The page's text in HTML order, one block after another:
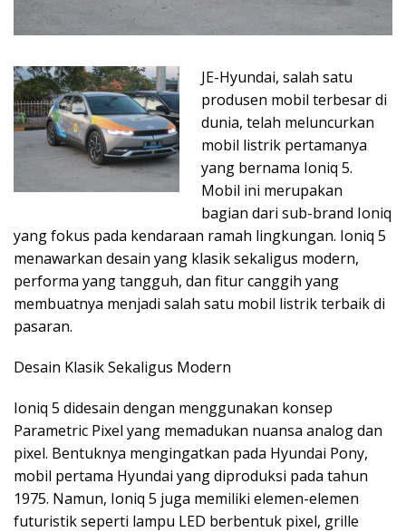
JE-Hyundai, salah satu
produsen mobil terbesar di
dunia, telah meluncurkan
mobil listrik pertamanya
yang bernama Ioniq 5.
Mobil ini merupakan
bagian dari sub-brand Ioniq
yang fokus pada kendaraan ramah lingkungan. Ioniq 5
menawarkan desain yang klasik sekaligus modern,
performa yang tangguh, dan fitur canggih yang
membuatnya menjadi salah satu mobil listrik terbaik di
pasaran.
Desain Klasik Sekaligus Modern
Ioniq 5 didesain dengan menggunakan konsep
Parametric Pixel yang memadukan nuansa analog dan
pixel. Bentuknya mengingatkan pada Hyundai Pony,
mobil pertama Hyundai yang diproduksi pada tahun
1975. Namun, Ioniq 5 juga memiliki elemen-elemen
futuristik seperti lampu LED berbentuk pixel, grille